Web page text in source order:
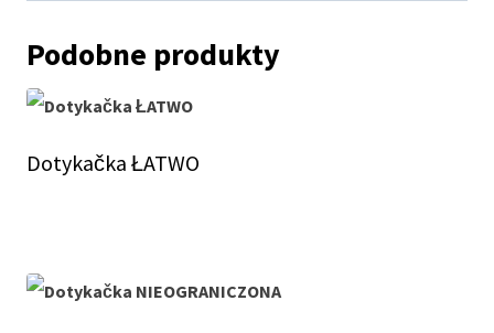
Podobne produkty
Dotykačka ŁATWO